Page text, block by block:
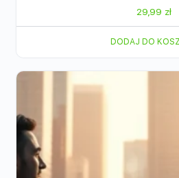
29,99 zł
DODAJ DO